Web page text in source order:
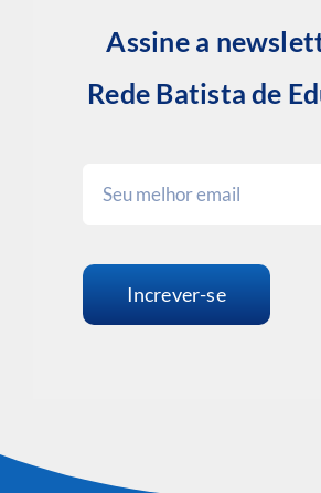
Assine a
Rede Batista de
Increver-se